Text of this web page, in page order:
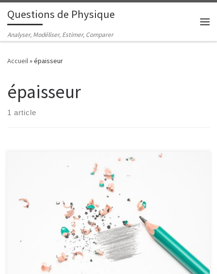
Passer au contenu
Questions de Physique
Analyser, Modéliser, Estimer, Comparer
Accueil»épaisseur
épaisseur
1 article
Quelle est l'épaisseur moyenne d'un trait de crayon ?